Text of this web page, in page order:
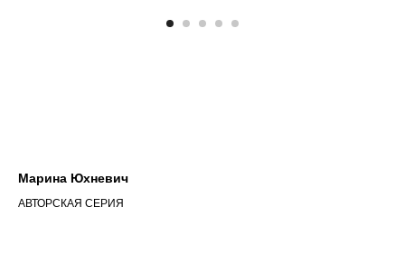
Марина Юхневич
АВТОРСКАЯ СЕРИЯ